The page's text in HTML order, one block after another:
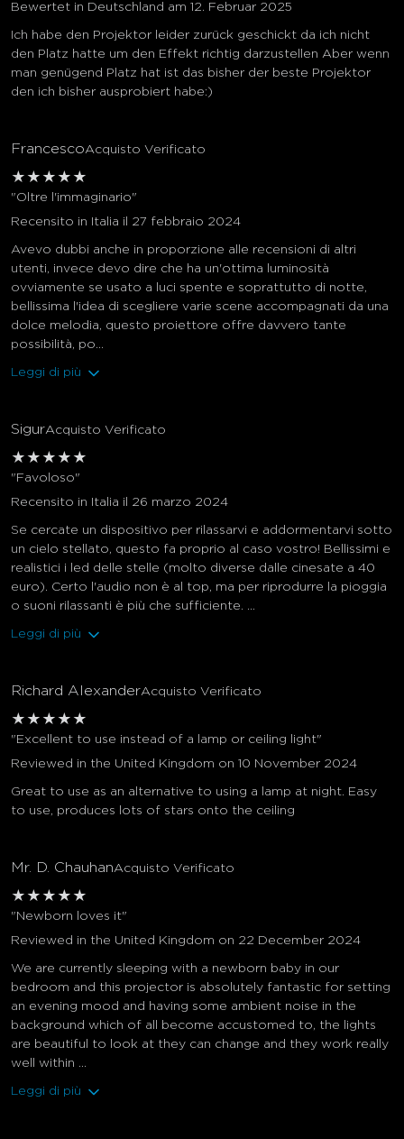
Bewertet in Deutschland am 12. Februar 2025
Ich habe den Projektor leider zurück geschickt da ich nicht
den Platz hatte um den Effekt richtig darzustellen Aber wenn
man genügend Platz hat ist das bisher der beste Projektor
den ich bisher ausprobiert habe:)
FrancescoAcquisto Verificato
★ ★ ★ ★ ★
"Oltre l'immaginario"
Recensito in Italia il 27 febbraio 2024
Avevo dubbi anche in proporzione alle recensioni di altri
utenti, invece devo dire che ha un'ottima luminosità
ovviamente se usato a luci spente e soprattutto di notte,
bellissima l'idea di scegliere varie scene accompagnati da una
dolce melodia, questo proiettore offre davvero tante
possibilità, po...
Leggi di più
SigurAcquisto Verificato
★ ★ ★ ★ ★
"Favoloso"
Recensito in Italia il 26 marzo 2024
Se cercate un dispositivo per rilassarvi e addormentarvi sotto
un cielo stellato, questo fa proprio al caso vostro! Bellissimi e
realistici i led delle stelle (molto diverse dalle cinesate a 40
euro). Certo l'audio non è al top, ma per riprodurre la pioggia
o suoni rilassanti è più che sufficiente. ...
Leggi di più
Richard AlexanderAcquisto Verificato
★ ★ ★ ★ ★
"Excellent to use instead of a lamp or ceiling light"
Reviewed in the United Kingdom on 10 November 2024
Great to use as an alternative to using a lamp at night. Easy
to use, produces lots of stars onto the ceiling
Mr. D. ChauhanAcquisto Verificato
★ ★ ★ ★ ★
"Newborn loves it"
Reviewed in the United Kingdom on 22 December 2024
We are currently sleeping with a newborn baby in our
bedroom and this projector is absolutely fantastic for setting
an evening mood and having some ambient noise in the
background which of all become accustomed to, the lights
are beautiful to look at they can change and they work really
well within ...
Leggi di più
close